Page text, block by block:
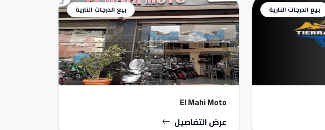
بيع الدرجات النارية بيع الدرجات النارية
El Mahi Moto
عرض التفاصيل